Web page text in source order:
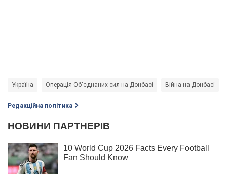
Україна Операція Об'єднаних сил на Донбасі Війна на Донбасі
Редакційна політика